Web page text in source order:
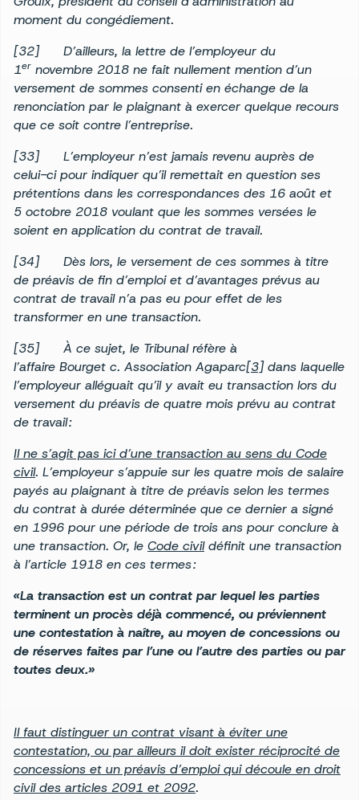
moment du congédiement.
[32]
D’ailleurs, la lettre de l’employeur du
1er novembre 2018 ne fait nullement mention d’un
versement de sommes consenti en échange de la
renonciation par le plaignant à exercer quelque recours
que ce soit contre l’entreprise.
[33]
L’employeur n’est jamais revenu auprès de
celui-ci pour indiquer qu’il remettait en question ses
prétentions dans les correspondances des 16 août et
5 octobre 2018 voulant que les sommes versées le
soient en application du contrat de travail.
[34]
Dès lors, le versement de ces sommes à titre
de préavis de fin d’emploi et d’avantages prévus au
contrat de travail n’a pas eu pour effet de les
transformer en une transaction.
[35]
À ce sujet, le Tribunal réfère à
l’affaire Bourget c. Association Agaparc[3]dans laquelle
l’employeur alléguait qu’il y avait eu transaction lors du
versement du préavis de quatre mois prévu au contrat
de travail :
Il ne s’agit pas ici d’une transaction au sens du Code
civil. L’employeur s’appuie sur les quatre mois de salaire
payés au plaignant à titre de préavis selon les termes
du contrat à durée déterminée que ce dernier a signé
en 1996 pour une période de trois ans pour conclure à
une transaction. Or, le Code civildéfinit une transaction
à l’article 1918 en ces termes :
«La transaction est un contrat par lequel les parties
terminent un procès déjà commencé, ou préviennent
une contestation à naître, au moyen de concessions ou
de réserves faites par l’une ou l’autre des parties ou par
toutes deux.»
Il faut distinguer un contrat visant à éviter une
contestation, ou par ailleurs il doit exister réciprocité de
concessions et un préavis d’emploi qui découle en droit
civil des articles 2091 et 2092.